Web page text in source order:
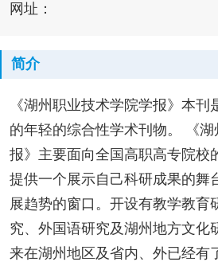
网址：
简介
《湖州职业技术学院学报》本刊
的年轻的综合性学术刊物。 《
报》主要面向全国高职高专院校
提供一个展示自己科研成果的舞
展趋势的窗口。开设有教学教育
究、外国语研究及湖州地方文化
来在湖州地区及省内、外已经有